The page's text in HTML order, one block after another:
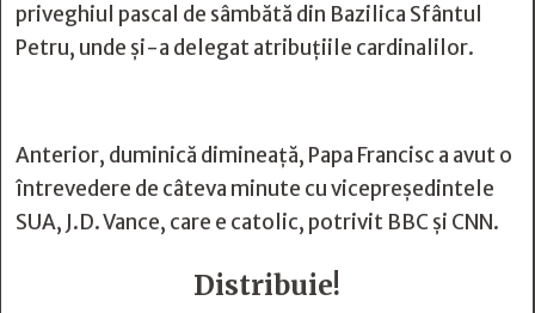
priveghiul pascal de sâmbătă din Bazilica Sfântul
Petru, unde şi-a delegat atribuţiile cardinalilor.
Anterior, duminică dimineață, Papa Francisc a avut o
întrevedere de câteva minute cu vicepreședintele
SUA, J.D. Vance, care e catolic, potrivit BBC și CNN.
Distribuie!